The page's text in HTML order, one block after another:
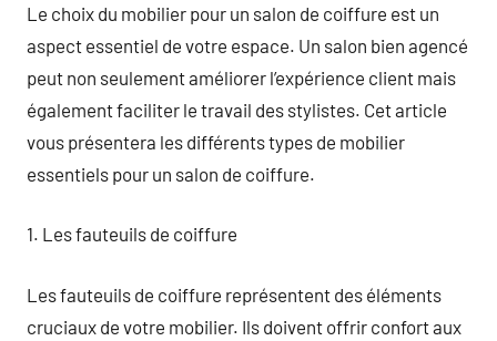
Le choix du mobilier pour un salon de coiffure est un
aspect essentiel de votre espace. Un salon bien agencé
peut non seulement améliorer l’expérience client mais
également faciliter le travail des stylistes. Cet article
vous présentera les différents types de mobilier
essentiels pour un salon de coiffure.
1. Les fauteuils de coiffure
Les fauteuils de coiffure représentent des éléments
cruciaux de votre mobilier. Ils doivent offrir confort aux